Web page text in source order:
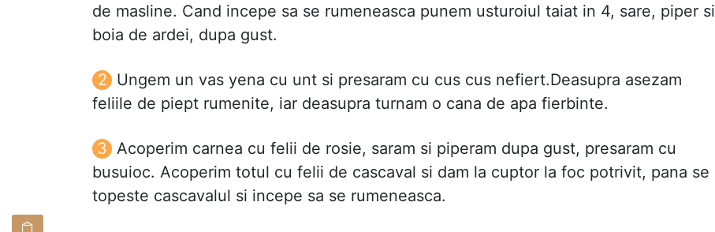
de masline. Cand incepe sa se rumeneasca punem usturoiul taiat in 4, sare, piper si
boia de ardei, dupa gust.
Ungem un vas yena cu unt si presaram cu cus cus nefiert.Deasupra asezam
feliile de piept rumenite, iar deasupra turnam o cana de apa fierbinte.
Acoperim carnea cu felii de rosie, saram si piperam dupa gust, presaram cu
busuioc. Acoperim totul cu felii de cascaval si dam la cuptor la foc potrivit, pana se
topeste cascavalul si incepe sa se rumeneasca.